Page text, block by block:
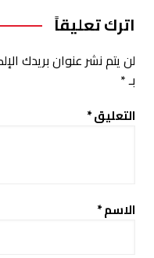
اترك تعليقاً
لن يتم نشر عنوان بريدك
بـ*
التعليق*
الاسم*